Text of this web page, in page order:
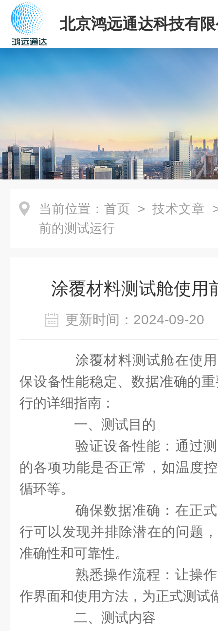
北京鸿远通达科技有
当前位置： 首页 > 技术文章
前的测试运行
涂覆材料测试舱使用
更新时间：2024-09-
涂覆材料测试舱在使用
保设备性能稳定、数据准确的
行的详细指南：
一、测试目的
验证设备性能：通过测
的各项功能是否正常，如温度
循环等。
确保数据准确：在正式
行可以发现并排除潜在的问题
准确性和可靠性。
熟悉操作流程：让操作
作界面和使用方法，为正式测试
二、测试内容